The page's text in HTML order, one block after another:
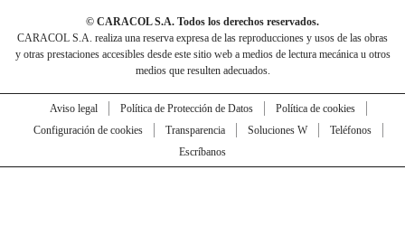
© CARACOL S.A. Todos los derechos reservados.
CARACOL S.A. realiza una reserva expresa de las reproducciones y usos de las obras
y otras prestaciones accesibles desde este sitio web a medios de lectura mecánica u otros
medios que resulten adecuados.
Aviso legal Política de Protección de Datos
Política de cookies
Configuración de cookies
Transparencia Soluciones W
Teléfonos
Escríbanos